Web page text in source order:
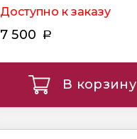
Доступно к заказу
7 500
В корзину